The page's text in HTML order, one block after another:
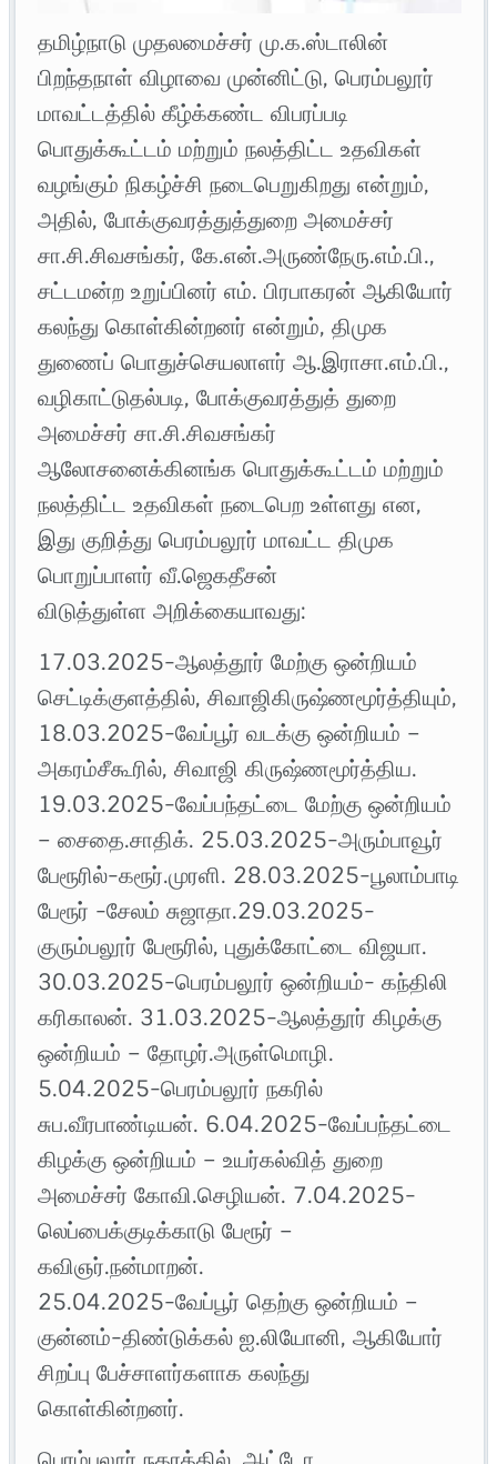
தமிழ்நாடு முதலமைச்சர் மு.க.ஸ்டாலின்
பிறந்தநாள் விழாவை முன்னிட்டு, பெரம்பலூர்
மாவட்டத்தில் கீழ்க்கண்ட விபரப்படி
பொதுக்கூட்டம் மற்றும் நலத்திட்ட உதவிகள்
வழங்கும் நிகழ்ச்சி நடைபெறுகிறது என்றும்,
அதில், போக்குவரத்துத்துறை அமைச்சர்
சா.சி.சிவசங்கர், கே.என்.அருண்நேரு.எம்.பி.,
சட்டமன்ற உறுப்பினர் எம். பிரபாகரன் ஆகியோர்
கலந்து கொள்கின்றனர் என்றும், திமுக
துணைப் பொதுச்செயலாளர் ஆ.இராசா.எம்.பி.,
வழிகாட்டுதல்படி, போக்குவரத்துத் துறை
அமைச்சர் சா.சி.சிவசங்கர்
ஆலோசனைக்கினங்க பொதுக்கூட்டம் மற்றும்
நலத்திட்ட உதவிகள் நடைபெற உள்ளது என,
இது குறித்து பெரம்பலூர் மாவட்ட திமுக
பொறுப்பாளர் வீ.ஜெகதீசன்
விடுத்துள்ள அறிக்கையாவது:
17.03.2025-ஆலத்தூர் மேற்கு ஒன்றியம்
செட்டிக்குளத்தில், சிவாஜிகிருஷ்ணமூர்த்தியும்,
18.03.2025-வேப்பூர் வடக்கு ஒன்றியம் –
அகரம்சீகூரில், சிவாஜி கிருஷ்ணமூர்த்திய.
19.03.2025-வேப்பந்தட்டை மேற்கு ஒன்றியம்
– சைதை.சாதிக். 25.03.2025-அரும்பாவூர்
பேரூரில்-கரூர்.முரளி. 28.03.2025-பூலாம்பாடி
பேரூர் -சேலம் சுஜாதா.29.03.2025-
குரும்பலூர் பேரூரில், புதுக்கோட்டை விஜயா.
30.03.2025-பெரம்பலூர் ஒன்றியம்- கந்திலி
கரிகாலன். 31.03.2025-ஆலத்தூர் கிழக்கு
ஒன்றியம் – தோழர்.அருள்மொழி.
5.04.2025-பெரம்பலூர் நகரில்
சுப.வீரபாண்டியன். 6.04.2025-வேப்பந்தட்டை
கிழக்கு ஒன்றியம் – உயர்கல்வித் துறை
அமைச்சர் கோவி.செழியன். 7.04.2025-
லெப்பைக்குடிக்காடு பேரூர் –
கவிஞர்.நன்மாறன்.
25.04.2025-வேப்பூர் தெற்கு ஒன்றியம் –
குன்னம்-திண்டுக்கல் ஐ.லியோனி, ஆகியோர்
சிறப்பு பேச்சாளர்களாக கலந்து
கொள்கின்றனர்.